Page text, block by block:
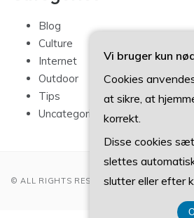
Blog
Culture
Internet
Outdoor
Tips
Uncategorized
© ALL RIGHTS RESERVED 2022
Vi bruger kun
Cookies
at sikre, at
korrekt.
Disse cookies
slettes
slutter eller efter